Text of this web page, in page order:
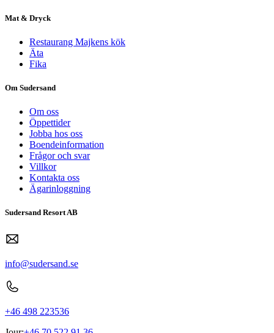
Mat & Dryck
Restaurang Majkens kök
Äta
Fika
Om Sudersand
Om oss
Öppettider
Jobba hos oss
Boendeinformation
Frågor och svar
Villkor
Kontakta oss
Ägarinloggning
Sudersand Resort AB
info@sudersand.se
+46 498 223536